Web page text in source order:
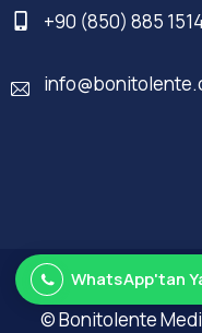
+90 (850) 885 1514
Web
© Bonitolente
WhatsApp'tan